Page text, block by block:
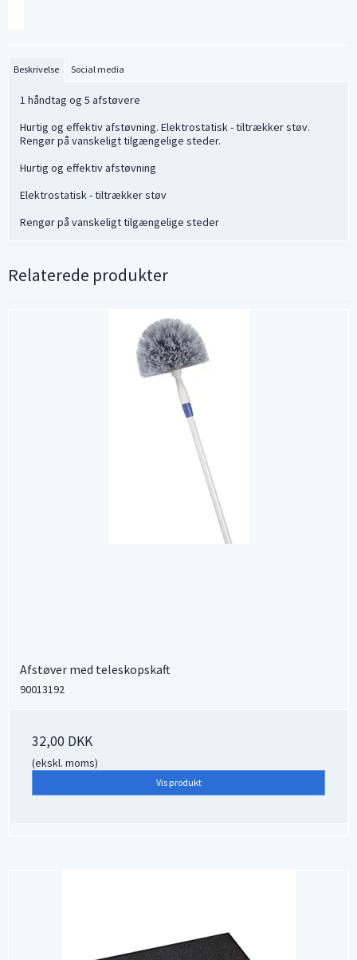
Beskrivelse Social media
1 håndtag og 5 afstøvere
Hurtig og effektiv afstøvning. Elektrostatisk - tiltrækker støv.
Rengør på vanskeligt tilgængelige steder.
Hurtig og effektiv afstøvning
Elektrostatisk - tiltrækker støv
Rengør på vanskeligt tilgængelige steder
Relaterede produkter
Afstøver med teleskopskaft
90013192
32,00 DKK
(ekskl. moms)
Vis produkt